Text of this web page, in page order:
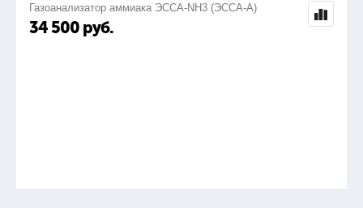
Газоанализатор аммиака ЭССА-NH3 (ЭССА-А)
34 500 руб.